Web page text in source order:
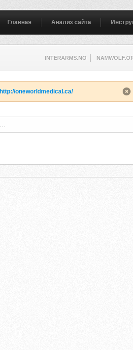
Главная Анализ сайта
INTERARMS.NO
http://oneworldmedical.ca/